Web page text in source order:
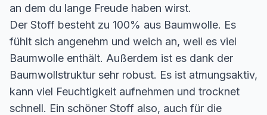
an dem du lange Freude haben wirst.
Der Stoff besteht zu 100% aus Baumwolle. Es
fühlt sich angenehm und weich an, weil es viel
Baumwolle enthält. Außerdem ist es dank der
Baumwollstruktur sehr robust. Es ist atmungsaktiv,
kann viel Feuchtigkeit aufnehmen und trocknet
schnell. Ein schöner Stoff also, auch für die